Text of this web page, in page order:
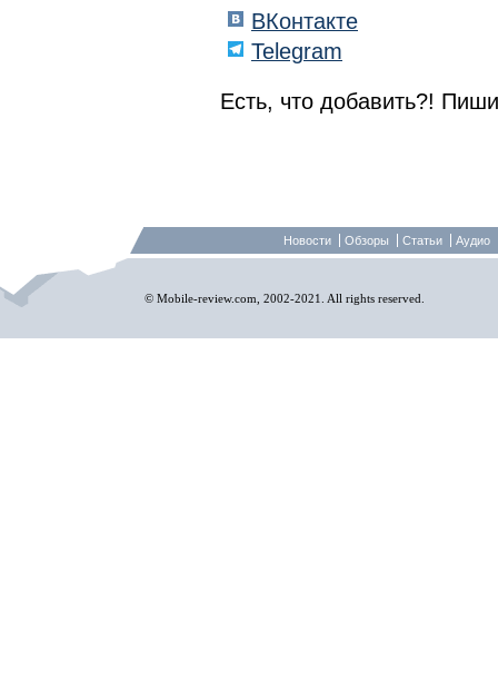
ВКонтакте
Telegram
Есть, что добавить?!
Новости Обзоры Статьи Аудио
© Mobile-review.com, 2002-2021. All rights reserved.